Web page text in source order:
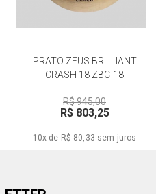
PRATO ZEUS BRILLIANT
CRASH 18 ZBC-18
R$ 945,00
R$ 803,25
10x de R$ 80,33 sem juros